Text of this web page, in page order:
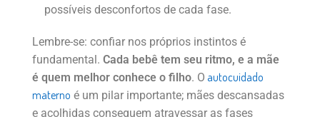
possíveis desconfortos de cada fase.
Lembre-se: confiar nos próprios instintos é
fundamental. Cada bebê tem seu ritmo, e a mãe
é quem melhor conhece o filho. O autocuidado
materno é um pilar importante; mães descansadas
e acolhidas conseguem atravessar as fases